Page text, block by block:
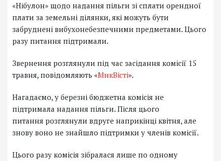
«Нібулон» щодо надання пільги зі сплати орендної
плати за земельні ділянки, які можуть бути
забруднені вибухонебезпечними предметами. Цього
разу питання підтримали.
Звернення розглянули під час засідання комісії 15
травня, повідомляють «МикВісті».
Нагадаємо, у березні бюджетна комісія не
підтримала надання пільги. Після цього
питання розглянули вдруге наприкінці квітня, але
знову воно не знайшло підтримки у членів комісії.
Цього разу комісія зібралася лише по одному